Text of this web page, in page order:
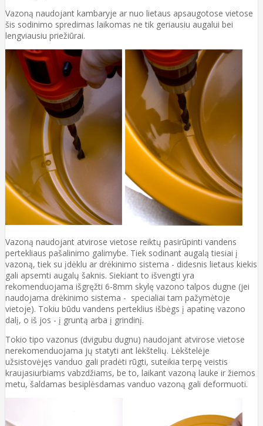
Vazoną naudojant kambaryje ar nuo lietaus apsaugotose vietose
šis sodinimo spredimas laikomas ne tik geriausiu augalui bei
lengviausiu priežiūrai.
Vazoną naudojant atvirose vietose reiktų pasirūpinti vandens
pertekliaus pašalinimo galimybe. Tiek sodinant augalą tiesiai į
vazoną, tiek su įdėklu ar drėkinimo sistema - didesnis lietaus kiekis
gali apsemti augalų šaknis. Siekiant to išvengti yra
rekomenduojama išgręžti 6-8mm skylę vazono talpos dugne (jei
naudojama drėkinimo sistema - specialiai tam pažymėtoje
vietoje). Tokiu būdu vandens perteklius išbėgs į apatinę vazono
dalį, o iš jos - į gruntą arba į grindinį.
Tokio tipo vazonus (dvigubu dugnu) naudojant atvirose vietose
nerekomenduojama jų statyti ant lėkštelių. Lėkštelėje
užsistovėjęs vanduo gali pradėti rūgti, suteikia terpę veistis
kraujasiurbiams vabzdžiams, be to, laikant vazoną lauke ir žiemos
metu, šaldamas besiplėsdamas vanduo vazoną gali deformuoti.